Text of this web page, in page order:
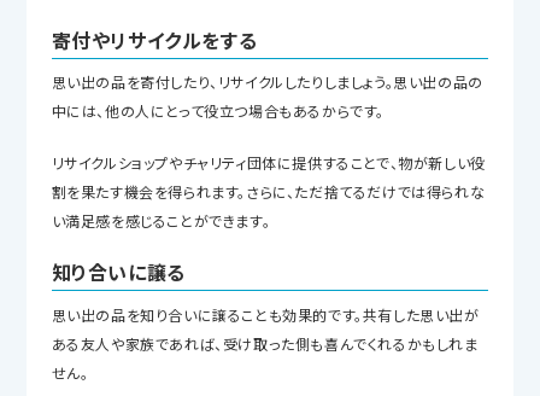
寄付やリサイクルをする
思い出の品を寄付したり、リサイクルしたりしましょう。思い出の品の
中には、他の人にとって役立つ場合もあるからです。
リサイクルショップやチャリティ団体に提供することで、物が新しい役
割を果たす機会を得られます。さらに、ただ捨てるだけでは得られな
い満足感を感じることができます。
知り合いに譲る
思い出の品を知り合いに譲ることも効果的です。共有した思い出が
ある友人や家族であれば、受け取った側も喜んでくれるかもしれま
せん。